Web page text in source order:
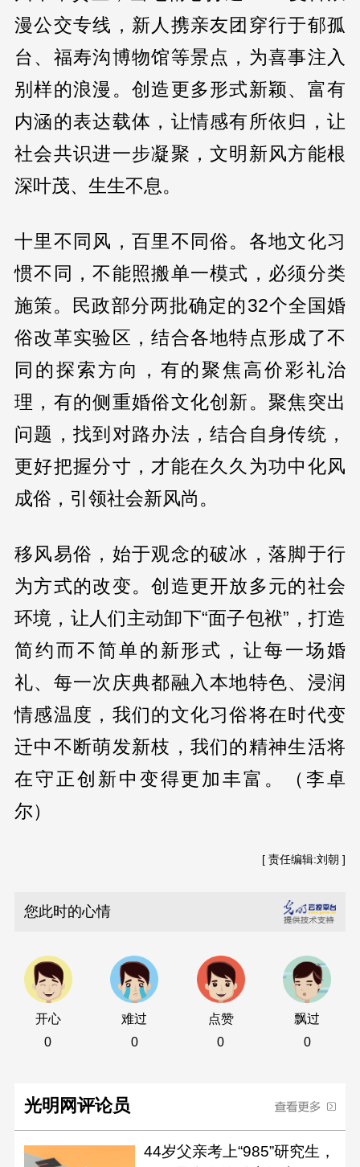
漫公交专线，新人携亲友团穿行于郁孤
台、福寿沟博物馆等景点，为喜事注入
别样的浪漫。创造更多形式新颖、富有
内涵的表达载体，让情感有所依归，让
社会共识进一步凝聚，文明新风方能根
深叶茂、生生不息。
十里不同风，百里不同俗。各地文化习
惯不同，不能照搬单一模式，必须分类
施策。民政部分两批确定的32个全国婚
俗改革实验区，结合各地特点形成了不
同的探索方向，有的聚焦高价彩礼治
理，有的侧重婚俗文化创新。聚焦突出
问题，找到对路办法，结合自身传统，
更好把握分寸，才能在久久为功中化风
成俗，引领社会新风尚。
移风易俗，始于观念的破冰，落脚于行
为方式的改变。创造更开放多元的社会
环境，让人们主动卸下“面子包袱”，打造
简约而不简单的新形式，让每一场婚
礼、每一次庆典都融入本地特色、浸润
情感温度，我们的文化习俗将在时代变
迁中不断萌发新枝，我们的精神生活将
在守正创新中变得更加丰富。（李卓
尔）
[ 责任编辑:刘朝 ]
您此时的心情
开心
0
难过
0
点赞
0
飘过
0
光明网评论员
44岁父亲考上“985”研究生，